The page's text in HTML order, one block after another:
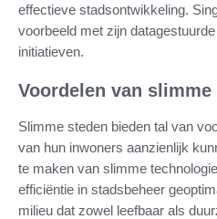
effectieve stadsontwikkeling.
voorbeeld met zijn
initiatieven.
Voordelen van slimme
Slimme steden bieden tal van
van hun inwoners aanzienlijk
te maken van slimme
efficiëntie in stadsbeheer
milieu dat zowel leefbaar als